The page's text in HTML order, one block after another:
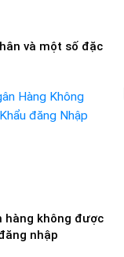
và một số đặc
hàng không được
nhập